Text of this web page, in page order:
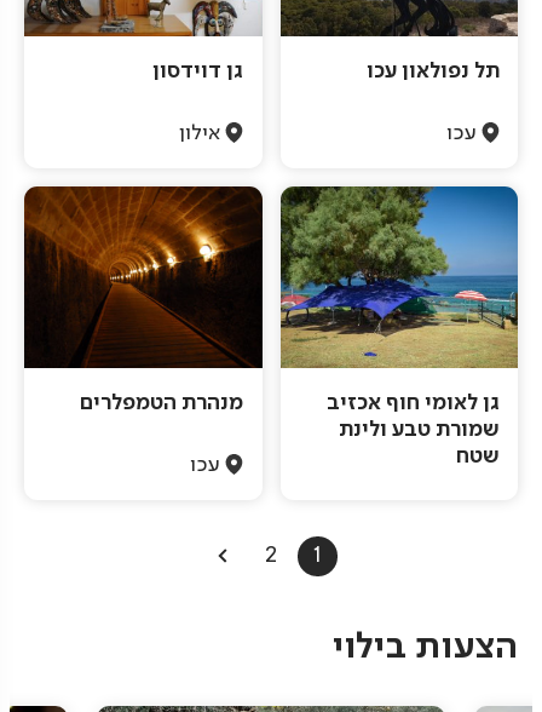
תל נפולאון עכו
עכו
גן דוידסון
אילון
גן לאומי חוף אכזיב
שמורת טבע ולינת
שטח
מנהרת הטמפלרים
עכו
1
2
הצעות בילוי